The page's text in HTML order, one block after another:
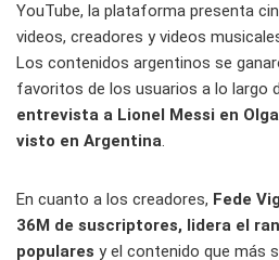
YouTube, la plataforma presenta
videos, creadores y videos
Los contenidos argentinos se
favoritos de los usuarios a lo largo
entrevista a Lionel Messi en
visto en Argentina.
En cuanto a los creadores, Fede
36M de suscriptores, lidera el
populares y el contenido que más